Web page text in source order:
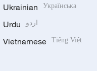
Ukrainian Українська
Urdu اردو
Vietnamese Tiếng Việt